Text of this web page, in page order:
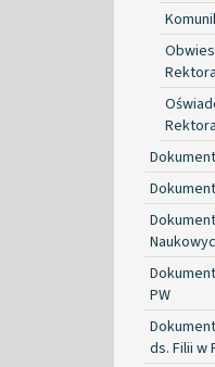
Rektora
Rektora
PW
ds. Filii w